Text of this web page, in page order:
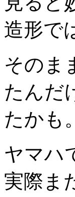
造形で
そのま
たんだ
たかも。
ヤマハ
実際ま